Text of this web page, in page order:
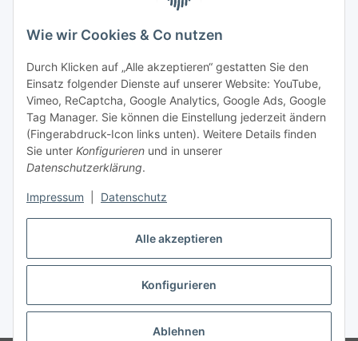
Alle akzeptieren
Konfigurieren
Ablehnen
Wie wir Cookies & Co nutzen
Durch Klicken auf „Alle akzeptieren“ gestatten Sie den
Einsatz folgender Dienste auf unserer Website: YouTube,
Vimeo, ReCaptcha, Google Analytics, Google Ads, Google
Tag Manager. Sie können die Einstellung jederzeit ändern
(Fingerabdruck-Icon links unten). Weitere Details finden
Sie unter Konfigurieren und in unserer
Datenschutzerklärung.
Impressum Datenschutz
Versand
Vertrag widerrufen
* Alle Preise inkl. gesetzlicher USt., zzgl.